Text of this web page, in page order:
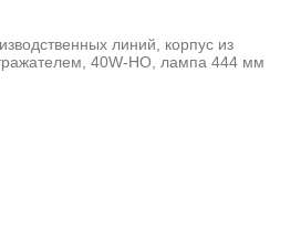
линий, корпус из
40W-HO, лампа 444 мм